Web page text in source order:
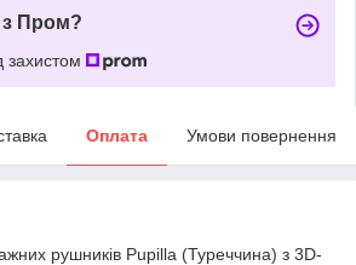
з Пром?
захистом
Оплата Умови повернення
рушників Pupilla (Туреччина) з 3D-